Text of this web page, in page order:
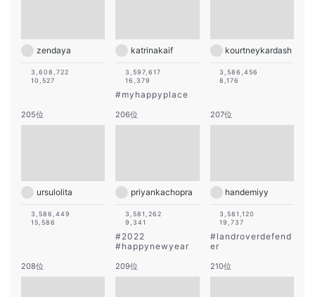
zendaya
3,608,722
10,527
katrinakaif
3,597,617
16,379
#myhappyplace
kourtneykardash
3,586,456
8,176
205位
ursulolita
3,586,449
15,586
206位
priyankachopra
3,581,262
9,341
#2022
#happynewyear
207位
handemiyy
3,581,120
19,737
#landroverdefend
er
208位 209位 210位